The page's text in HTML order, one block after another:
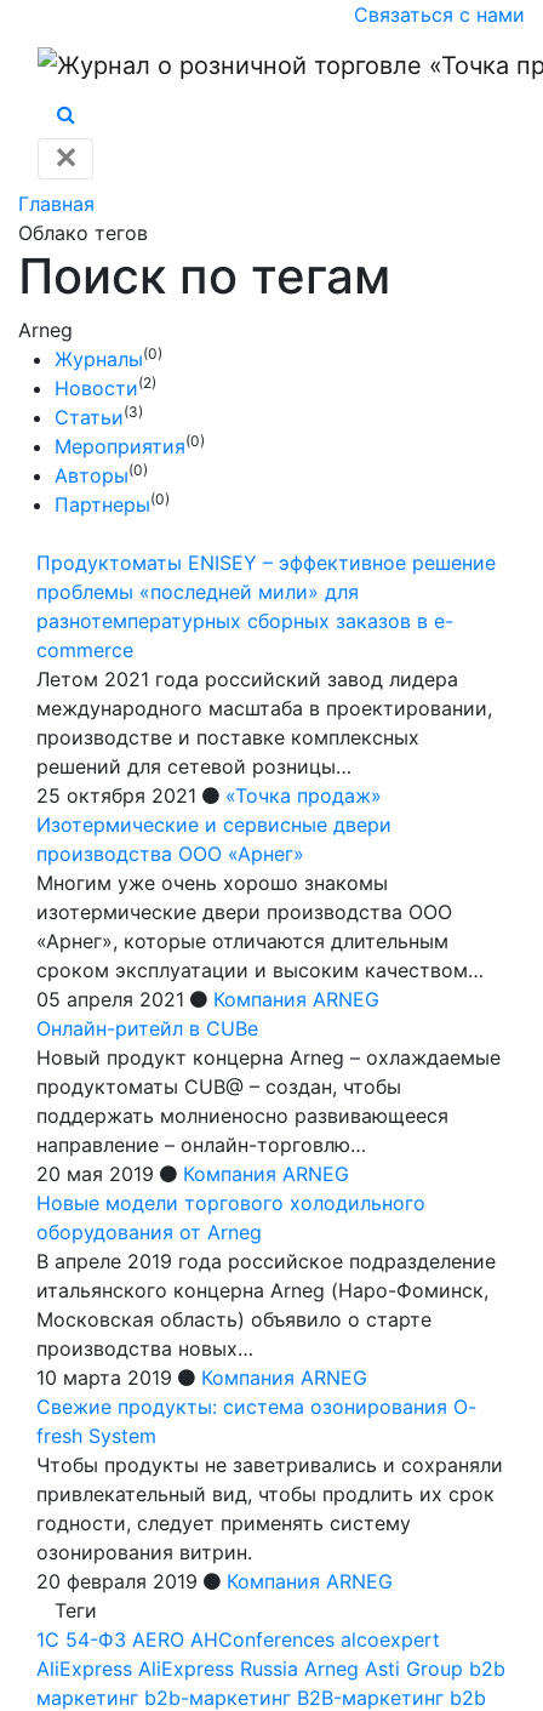
Связаться с нами
✕
Главная
Облако тегов
Поиск по тегам
Arneg
Журналы(0)
Новости(2)
Статьи(3)
Мероприятия(0)
Авторы(0)
Партнеры(0)
Продуктоматы ENISEY – эффективное решение
проблемы «последней мили» для
разнотемпературных сборных заказов в e-
commerce
Летом 2021 года российский завод лидера
международного масштаба в проектировании,
производстве и поставке комплексных
решений для сетевой розницы…
25 октября 2021
«Точка продаж»
Изотермические и сервисные двери
производства ООО «Арнег»
Многим уже очень хорошо знакомы
изотермические двери производства ООО
«Арнег», которые отличаются длительным
сроком эксплуатации и высоким качеством…
05 апреля 2021
Компания ARNEG
Онлайн-ритейл в CUBе
Новый продукт концерна Arneg – охлаждаемые
продуктоматы CUB@ – создан, чтобы
поддержать молниеносно развивающееся
направление – онлайн­-торговлю…
20 мая 2019
Компания ARNEG
Новые модели торгового холодильного
оборудования от Arneg
В апреле 2019 года российское подразделение
итальянского концерна Arneg (Наро-Фоминск,
Московская область) объявило о старте
производства новых…
10 марта 2019
Компания ARNEG
Свежие продукты: система озонирования O-
fresh System
Чтобы продукты не заветривались и сохраняли
привлекательный вид, чтобы продлить их срок
годности, следует применять систему
озонирования витрин.
20 февраля 2019
Компания ARNEG
Теги
1С 54-ФЗ AERO AHConferences alcoexpert
AliExpress AliExpress Russia Arneg Asti Group b2b
маркетинг b2b-маркетинг B2B-маркетинг b2b